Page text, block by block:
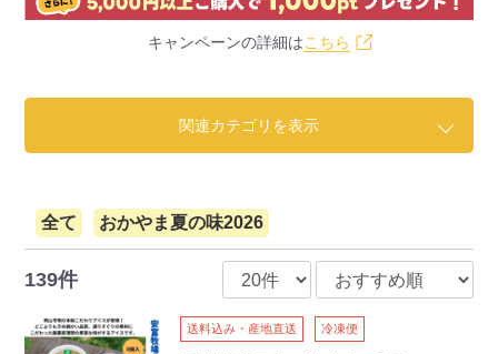
キャンペーンの詳細はこちら
関連カテゴリを表示
全て おかやま夏の味2026
139件
送料込み・産地直送 冷凍便